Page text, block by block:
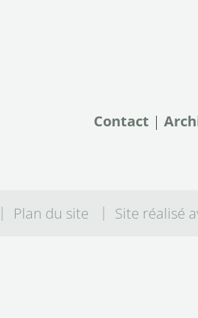
Contact |
Plan du site Site réalisé